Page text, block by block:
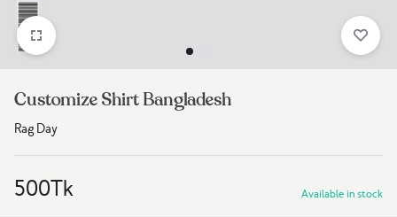
Customize Shirt Bangladesh
Rag Day
500Tk Available in stock